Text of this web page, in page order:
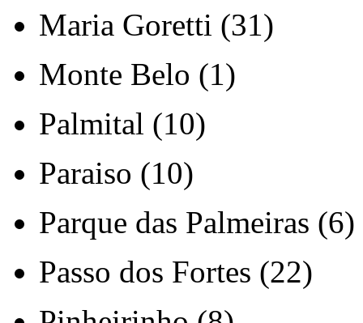
Maria Goretti (31)
Monte Belo (1)
Palmital (10)
Paraiso (10)
Parque das Palmeiras (6)
Passo dos Fortes (22)